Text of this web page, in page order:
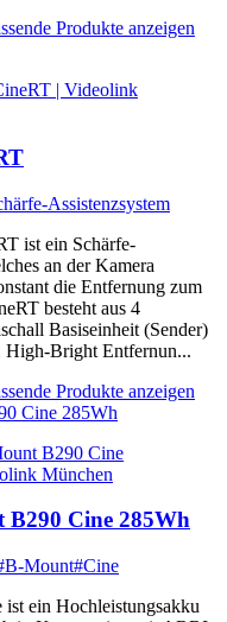
Produkte anzeigen
Assistenzsystem
ist ein Schärfe-
an der Kamera
die Entfernung zum
besteht aus 4
Basiseinheit (Sender)
Bright Entfernun...
Produkte anzeigen
Cine 285Wh
B290 Cine 285Wh
Mount#Cine
ein Hochleistungsakku